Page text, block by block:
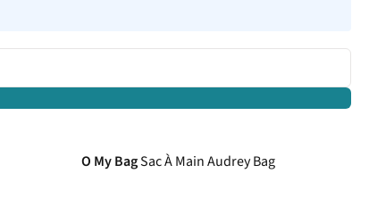
O My BagSac À Main Audrey Bag